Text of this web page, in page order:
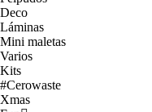
Deco
Láminas
Mini maletas
Varios
Kits
#Cerowaste
Xmas